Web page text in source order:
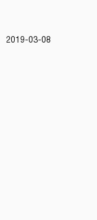
2019-03-08